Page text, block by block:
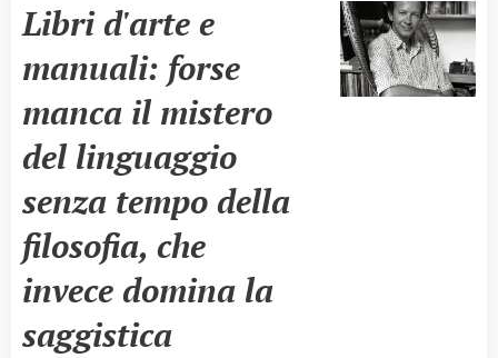
Libri d'arte e
manuali: forse
manca il mistero
del linguaggio
senza tempo della
filosofia, che
invece domina la
saggistica